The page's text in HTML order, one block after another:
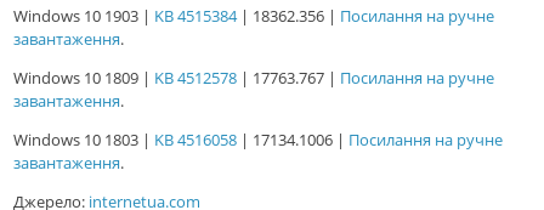
Windows 10 1903 | KB 4515384| 18362.356 | Посилання на ручне
завантаження.
Windows 10 1809 | KB 4512578 | 17763.767 | Посилання на ручне
завантаження.
Windows 10 1803 | KB 4516058 | 17134.1006 | Посилання на ручне
завантаження.
Джерело: internetua.com